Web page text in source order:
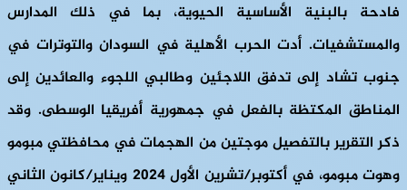
فادحة بالبنية الأساسية الحيوية، بما في ذلك المدارس
والمستشفيات. أدت الحرب الأهلية في السودان والتوترات في
جنوب تشاد إلى تدفق اللاجئين وطالبي اللجوء والعائدين إلى
المناطق المكتظة بالفعل في جمهورية أفريقيا الوسطى. وقد
ذكر التقرير بالتفصيل موجتين من الهجمات في محافظتي مبومو
وهوت مبومو، في أكتوبر/تشرين الأول 2024 ويناير/كانون الثاني